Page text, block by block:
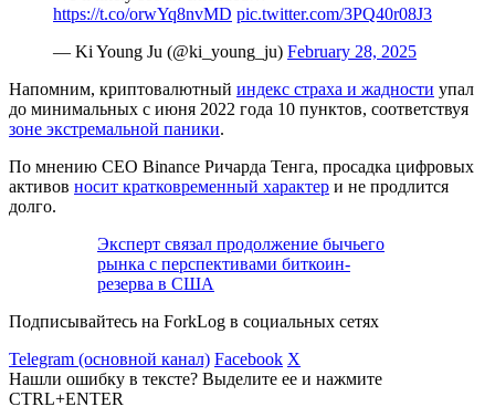
https://t.co/orwYq8nvMD pic.twitter.com/3PQ40r08J3
— Ki Young Ju (@ki_young_ju) February 28, 2025
Напомним, криптовалютный индекс страха и жадности упал
до минимальных с июня 2022 года 10 пунктов, соответствуя
зоне экстремальной паники.
По мнению CEO Binance Ричарда Тенга, просадка цифровых
активов носит кратковременный характер и не продлится
долго.
Эксперт связал продолжение бычьего
рынка с перспективами биткоин-
резерва в США
Подписывайтесь на ForkLog в социальных сетях
Telegram (основной канал) Facebook X
Нашли ошибку в тексте? Выделите ее и нажмите
CTRL+ENTER